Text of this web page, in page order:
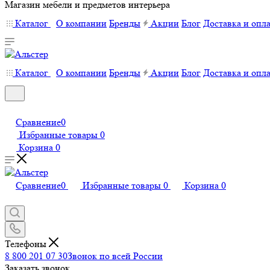
Магазин мебели и предметов интерьера
Каталог
О компании Бренды Акции Блог Доставка и
Каталог О компании Бренды Акции Блог Доставка и
Сравнение0
Избранные товары 0
Корзина 0
Сравнение0 Избранные товары 0 Корзина 0
Телефоны
8 800 201 07 30Звонок по всей России